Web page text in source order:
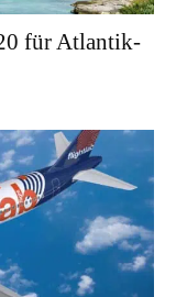
für Atlantik-